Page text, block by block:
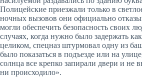
Полицейские приезжали только в
ночных вызовов они официально
могли обеспечить безопасность своих
случаях, когда нужно было задержать
целиком, спецназ штурмовал одну из
было показаться в подъезде или на
солнца все крепко запирали двери и не
ни происходило».